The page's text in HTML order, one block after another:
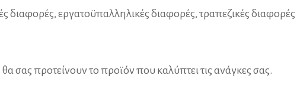
διαφορές, εργατοϋπαλληλικές διαφορές, τραπεζικές
σας προτείνουν το προϊόν που καλύπτει τις ανάγκες σας.